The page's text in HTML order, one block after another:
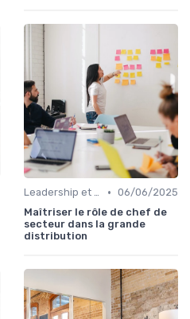
Leadership et management commercial • 06/06/2025
Maîtriser le rôle de chef de
secteur dans la grande
distribution